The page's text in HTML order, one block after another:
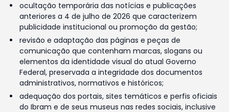
ocultação temporária das notícias e publicações
anteriores a 4 de julho de 2026 que caracterizem
publicidade institucional ou promoção da gestão;
revisão e adaptação das páginas e peças de
comunicação que contenham marcas, slogans ou
elementos da identidade visual do atual Governo
Federal, preservada a integridade dos documentos
administrativos, normativos e históricos;
adequação dos portais, sites temáticos e perfis oficiais
do Ibram e de seus museus nas redes sociais, inclusive